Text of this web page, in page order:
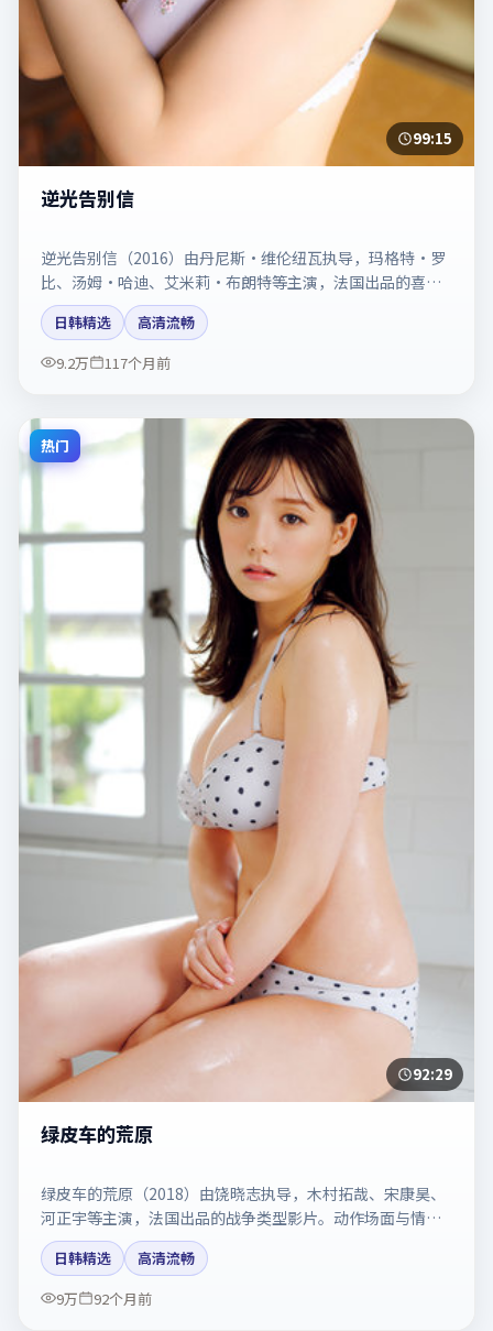
99:15
逆光告别信
逆光告别信（2016）由丹尼斯·维伦纽瓦执导，玛格特·罗
比、汤姆·哈迪、艾米莉·布朗特等主演，法国出品的喜剧
类型影片。动作场面与情感戏比例拿捏得当。剧情简介与主
创信息可供检索参考，上映日期以片方资料为准。
日韩精选
高清流畅
9.2万
117个月前
热门
92:29
绿皮车的荒原
绿皮车的荒原（2018）由饶晓志执导，木村拓哉、宋康昊、
河正宇等主演，法国出品的战争类型影片。动作场面与情感
戏比例拿捏得当。剧情简介与主创信息可供检索参考，上映
日期以片方资料为准。
日韩精选
高清流畅
9万
92个月前